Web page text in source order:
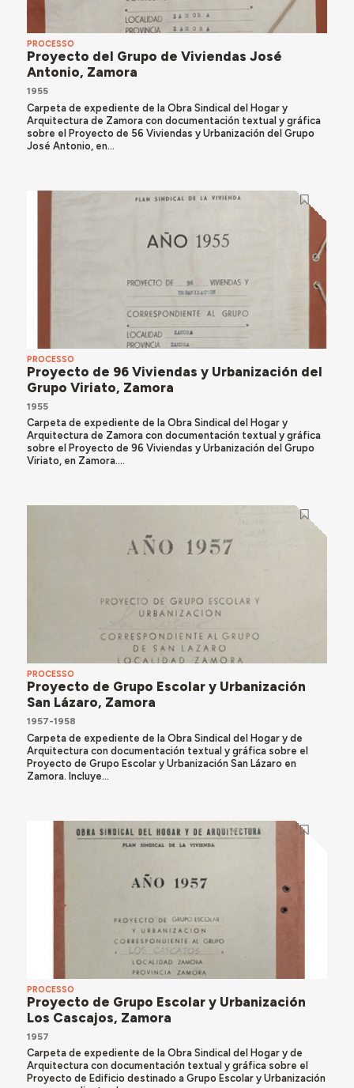
PROCESSO
Proyecto del Grupo de Viviendas José
Antonio, Zamora
1955
Carpeta de expediente de la Obra Sindical del Hogar y
Arquitectura de Zamora con documentación textual y gráfica
sobre el Proyecto de 56 Viviendas y Urbanización del Grupo
José Antonio, en...
PROCESSO
Proyecto de 96 Viviendas y Urbanización del
Grupo Viriato, Zamora
1955
Carpeta de expediente de la Obra Sindical del Hogar y
Arquitectura de Zamora con documentación textual y gráfica
sobre el Proyecto de 96 Viviendas y Urbanización del Grupo
Viriato, en Zamora....
PROCESSO
Proyecto de Grupo Escolar y Urbanización
San Lázaro, Zamora
1957-1958
Carpeta de expediente de la Obra Sindical del Hogar y de
Arquitectura con documentación textual y gráfica sobre el
Proyecto de Grupo Escolar y Urbanización San Lázaro en
Zamora. Incluye...
PROCESSO
Proyecto de Grupo Escolar y Urbanización
Los Cascajos, Zamora
1957
Carpeta de expediente de la Obra Sindical del Hogar y de
Arquitectura con documentación textual y gráfica sobre el
Proyecto de Edificio destinado a Grupo Escolar y Urbanización